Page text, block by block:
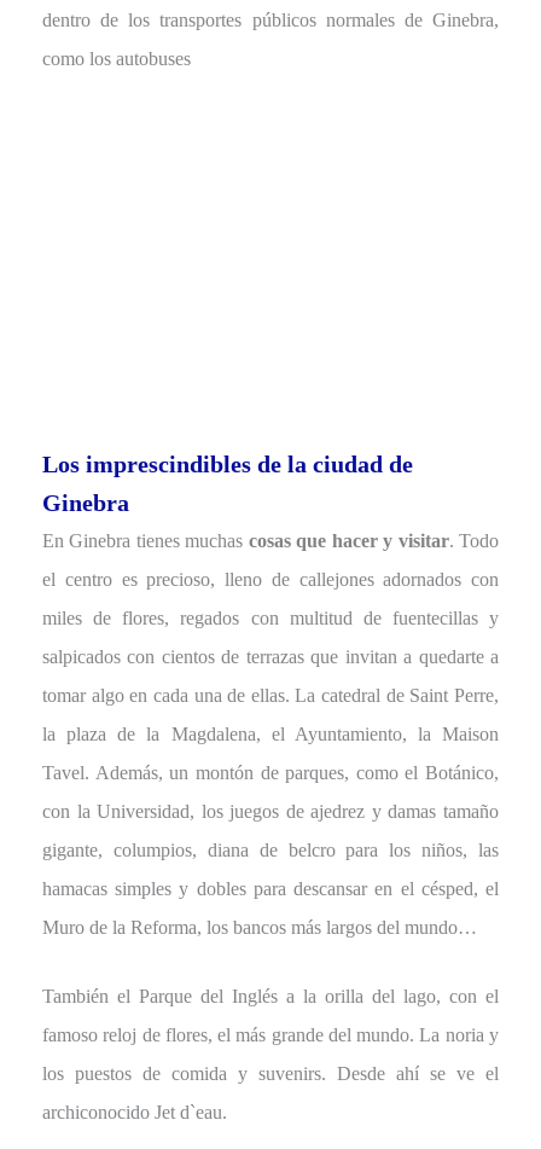
dentro de los transportes públicos normales de Ginebra,
como los autobuses
Los imprescindibles de la ciudad de
Ginebra
En Ginebra tienes muchas cosas que hacer y visitar. Todo
el centro es precioso, lleno de callejones adornados con
miles de flores, regados con multitud de fuentecillas y
salpicados con cientos de terrazas que invitan a quedarte a
tomar algo en cada una de ellas. La catedral de Saint Perre,
la plaza de la Magdalena, el Ayuntamiento, la Maison
Tavel. Además, un montón de parques, como el Botánico,
con la Universidad, los juegos de ajedrez y damas tamaño
gigante, columpios, diana de belcro para los niños, las
hamacas simples y dobles para descansar en el césped, el
Muro de la Reforma, los bancos más largos del mundo…
También el Parque del Inglés a la orilla del lago, con el
famoso reloj de flores, el más grande del mundo. La noria y
los puestos de comida y suvenirs. Desde ahí se ve el
archiconocido Jet d`eau.